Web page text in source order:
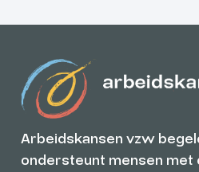
Arbeidskansen vzw
ondersteunt mensen